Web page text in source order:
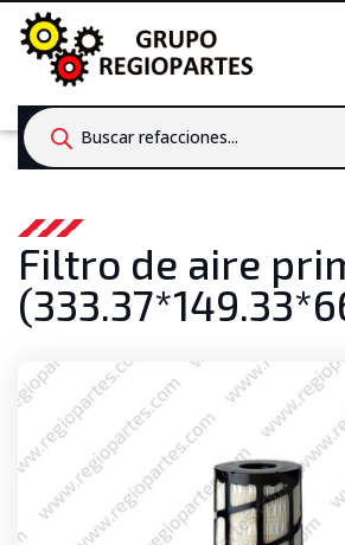
Products
search
Filtro de aire